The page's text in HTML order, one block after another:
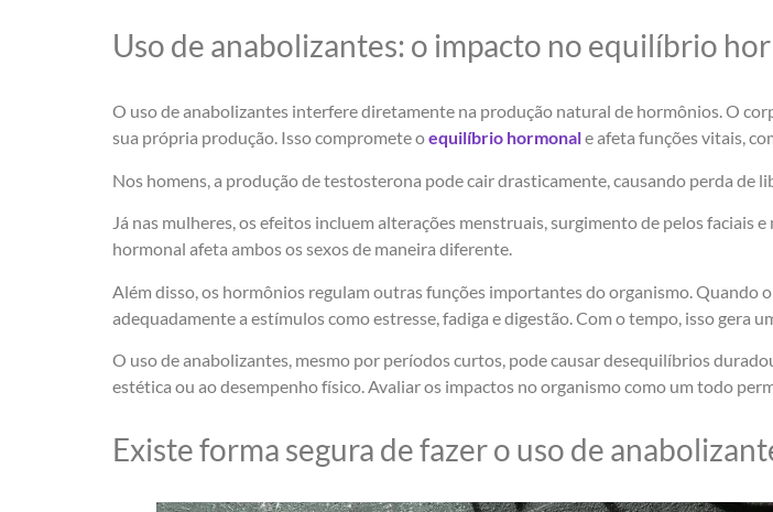
Uso de anabolizantes: o impacto no equilíbrio
O uso de anabolizantes interfere diretamente na produção natural de hormônios. O
sua própria produção. Isso compromete oequilíbrio hormonale afeta funções vitais,
Nos homens, a produção de testosterona pode cair drasticamente, causando perda de
Já nas mulheres, os efeitos incluem alterações menstruais, surgimento de pelos faciais
hormonal afeta ambos os sexos de maneira diferente.
Além disso, os hormônios regulam outras funções importantes do organismo. Quando
adequadamente a estímulos como estresse, fadiga e digestão. Com o tempo, isso gera
O uso de anabolizantes, mesmo por períodos curtos, pode causar desequilíbrios
estética ou ao desempenho físico. Avaliar os impactos no organismo como um todo
Existe forma segura de fazer o uso de